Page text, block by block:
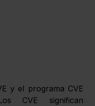
y el programa CVE
CVE significan